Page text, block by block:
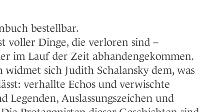
bestellbar.
voller Dinge, die verloren sind –
im Lauf der Zeit abhandengekommen.
sich Judith Schalansky dem, was
verhallte Echos und verwischte
Legenden, Auslassungszeichen und